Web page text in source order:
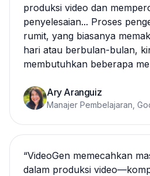
produksi video dan
penyelesaian... Proses
rumit, yang biasanya
hari atau berbulan-bulan,
membutuhkan beberapa
Ary Aranguiz
Manajer Pembelajaran,
“VideoGen memecahkan
dalam produksi